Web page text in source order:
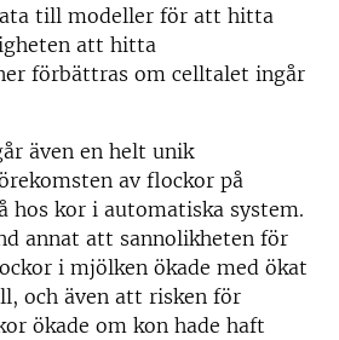
till modeller för att hitta
att hitta
förbättras om celltalet ingår
även en helt unik
av flockor på
hos kor i automatiska system.
annat att sannolikheten för
i mjölken ökade med ökat
och även att risken för
ökade om kon hade haft